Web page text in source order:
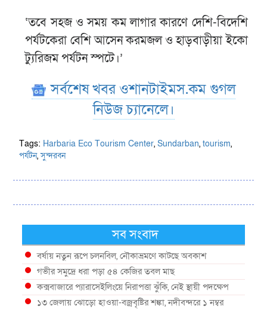
‘তবে সহজ ও সময় কম লাগার কারণে দেশি-বিদেশি
পর্যটকেরা বেশি আসেন করমজল ও হাড়বাড়ীয়া ইকো
ট্যুরিজম পর্যটন স্পটে।’
সর্বশেষ খবর ওশানটাইমস.কম গুগল
নিউজ চ্যানেলে।
Tags: Harbaria Eco Tourism Center,Sundarban,tourism,
পর্যটন,সুন্দরবন
সব সংবাদ
বর্ষায় নতুন রূপে চলনবিল, নৌকাভ্রমণে কাটছে অবকাশ
গভীর সমুদ্রে ধরা পড়া ৫৪ কেজির তবল মাছ
কক্সবাজারে প্যারাসেইলিংয়ে নিরাপত্তা ঝুঁকি, নেই স্থায়ী পদক্ষেপ
১৩ জেলায় ঝোড়ো হাওয়া-বজ্রবৃষ্টির শঙ্কা, নদীবন্দরে ১ নম্বর